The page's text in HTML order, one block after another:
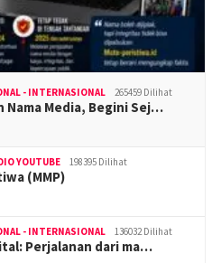
- INTERNASIONAL 265459 Dilihat
Nama Media, Begini Sej…
YOUTUBE 198395 Dilihat
(MMP)
- INTERNASIONAL 136032 Dilihat
Perjalanan dari ma…